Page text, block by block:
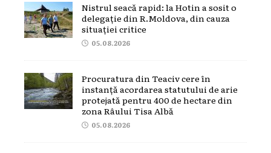
Nistrul seacă rapid: la Hotin a sosit o
delegație din R.Moldova, din cauza
situației critice
05.08.2026
Procuratura din Teaciv cere în
instanță acordarea statutului de arie
protejată pentru 400 de hectare din
zona Râului Tisa Albă
05.08.2026